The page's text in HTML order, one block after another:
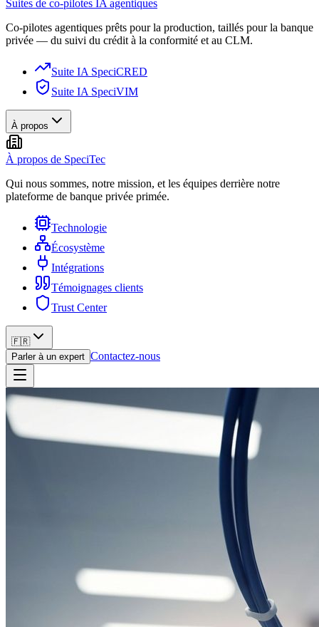
Suites de co-pilotes IA agentiques
Co-pilotes agentiques prêts pour la production, taillés pour la banque
privée — du suivi du crédit à la conformité et au CLM.
Suite IA SpeciCRED
Suite IA SpeciVIM
À propos
À propos de SpeciTec
Qui nous sommes, notre mission, et les équipes derrière notre
plateforme de banque privée primée.
Technologie
Écosystème
Intégrations
Témoignages clients
Trust Center
🇫🇷
Parler à un expert Contactez-nous